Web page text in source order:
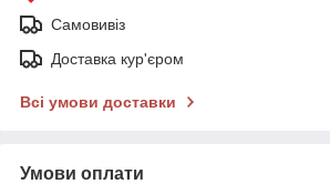
Самовивіз
Доставка кур'єром
Всі умови доставки
Умови оплати